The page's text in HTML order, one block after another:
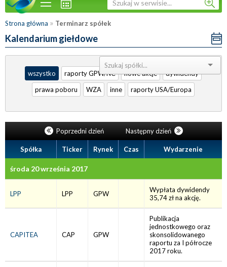
Strona główna » Terminarz spółek
Kalendarium giełdowe
Sortuj:
wszystko
raporty GPW/NC nowe akcje
dywidendy
prawa poboru
WZA inne raporty USA/Europa
Poprzedni dzień Następny dzień
Spółka Ticker Rynek Czas Wydarzenie
środa 20 września 2017
LPP LPP GPW
Wypłata dywidendy
35,74 zł na akcję.
CAPITEA CAP GPW
Publikacja
jednostkowego oraz
skonsolidowanego
raportu za I półrocze
2017 roku.